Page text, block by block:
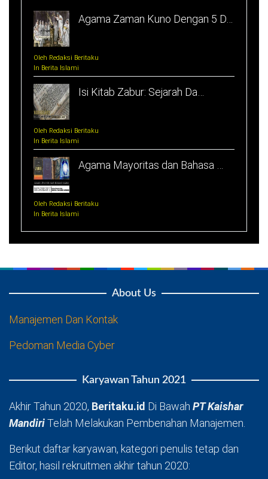
Agama Zaman Kuno Dengan 5 D…
Oleh Redaksi Beritaku
In Berita Islami
Isi Kitab Zabur: Sejarah Da…
Oleh Redaksi Beritaku
In Berita Islami
Agama Mayoritas dan Bahasa …
Oleh Redaksi Beritaku
In Berita Islami
About Us
Manajemen Dan Kontak
Pedoman Media Cyber
Karyawan Tahun 2021
Akhir Tahun 2020, Beritaku.id Di Bawah PT Kaishar
MandiriTelah Melakukan Pembenahan Manajemen.
Berikut daftar karyawan, kategori penulis tetap dan
Editor, hasil rekruitmen akhir tahun 2020: